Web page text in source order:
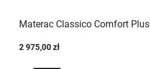
Materac Classico Comfort Plus
2 975,00 zł